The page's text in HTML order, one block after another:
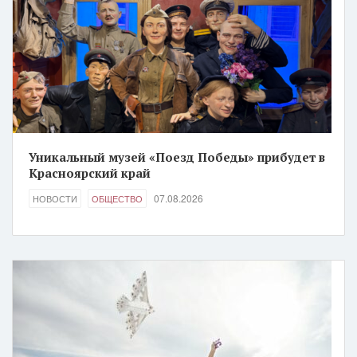
Уникальный музей «Поезд Победы» прибудет в
Красноярский край
НОВОСТИ ОБЩЕСТВО 07.08.2026